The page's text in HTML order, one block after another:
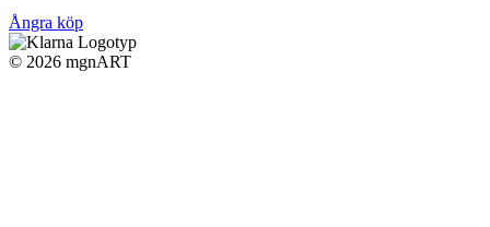
Ångra köp
© 2026 mgnART